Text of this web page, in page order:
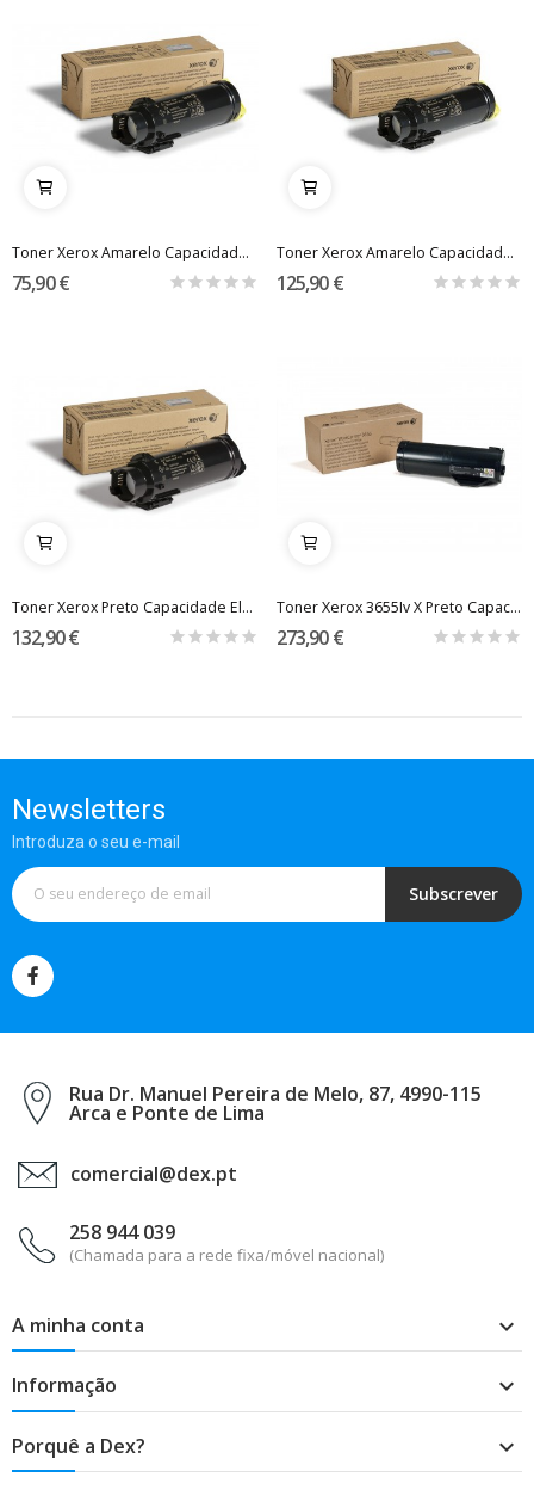
Toner Xerox Amarelo Capacidade Standard (1 000...
75,90 €
Toner Xerox Amarelo Capacidade Elevada (2 400...
125,90 €
Toner Xerox Preto Capacidade Elevada (5500...
132,90 €
Toner Xerox 3655Iv X Preto Capacidade Elevada...
273,90 €
Newsletters
Introduza o seu e-mail
Subscrever
Rua Dr. Manuel Pereira de Melo, 87, 4990-115
Arca e Ponte de Lima
comercial@dex.pt
258 944 039
(Chamada para a rede fixa/móvel nacional)
A minha conta 
Informação 
Porquê a Dex? 